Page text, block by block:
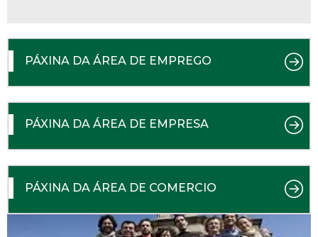
PÁXINA DA ÁREA DE EMPREGO
PÁXINA DA ÁREA DE EMPRESA
PÁXINA DA ÁREA DE COMERCIO